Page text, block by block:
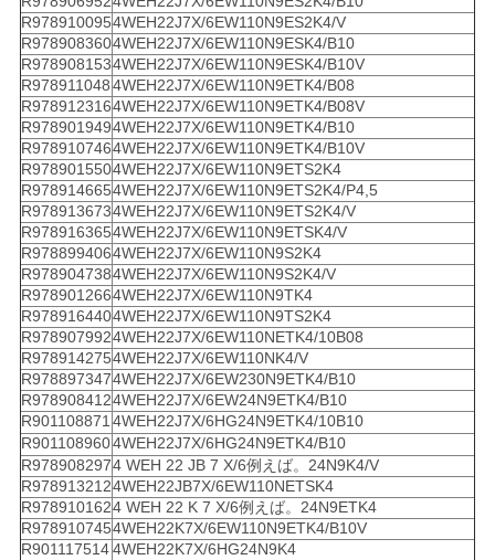
R9789100954WEH22J7X/6EW110N9ES2K4/V
R9789083604WEH22J7X/6EW110N9ESK4/B10
R9789081534WEH22J7X/6EW110N9ESK4/B10V
R9789110484WEH22J7X/6EW110N9ETK4/B08
R9789123164WEH22J7X/6EW110N9ETK4/B08V
R9789019494WEH22J7X/6EW110N9ETK4/B10
R9789107464WEH22J7X/6EW110N9ETK4/B10V
R9789015504WEH22J7X/6EW110N9ETS2K4
R9789146654WEH22J7X/6EW110N9ETS2K4/P4,5
R9789136734WEH22J7X/6EW110N9ETS2K4/V
R9789163654WEH22J7X/6EW110N9ETSK4/V
R9788994064WEH22J7X/6EW110N9S2K4
R9789047384WEH22J7X/6EW110N9S2K4/V
R9789012664WEH22J7X/6EW110N9TK4
R9789164404WEH22J7X/6EW110N9TS2K4
R9789079924WEH22J7X/6EW110NETK4/10B08
R9789142754WEH22J7X/6EW110NK4/V
R9788973474WEH22J7X/6EW230N9ETK4/B10
R9789084124WEH22J7X/6EW24N9ETK4/B10
R9011088714WEH22J7X/6HG24N9ETK4/10B10
R9011089604WEH22J7X/6HG24N9ETK4/B10
R9789082974 WEH 22 JB 7 X/6例えば。24N9K4/V
R9789132124WEH22JB7X/6EW110NETSK4
R9789101624 WEH 22 K 7 X/6例えば。24N9ETK4
R9789107454WEH22K7X/6EW110N9ETK4/B10V
R9011175144WEH22K7X/6HG24N9K4